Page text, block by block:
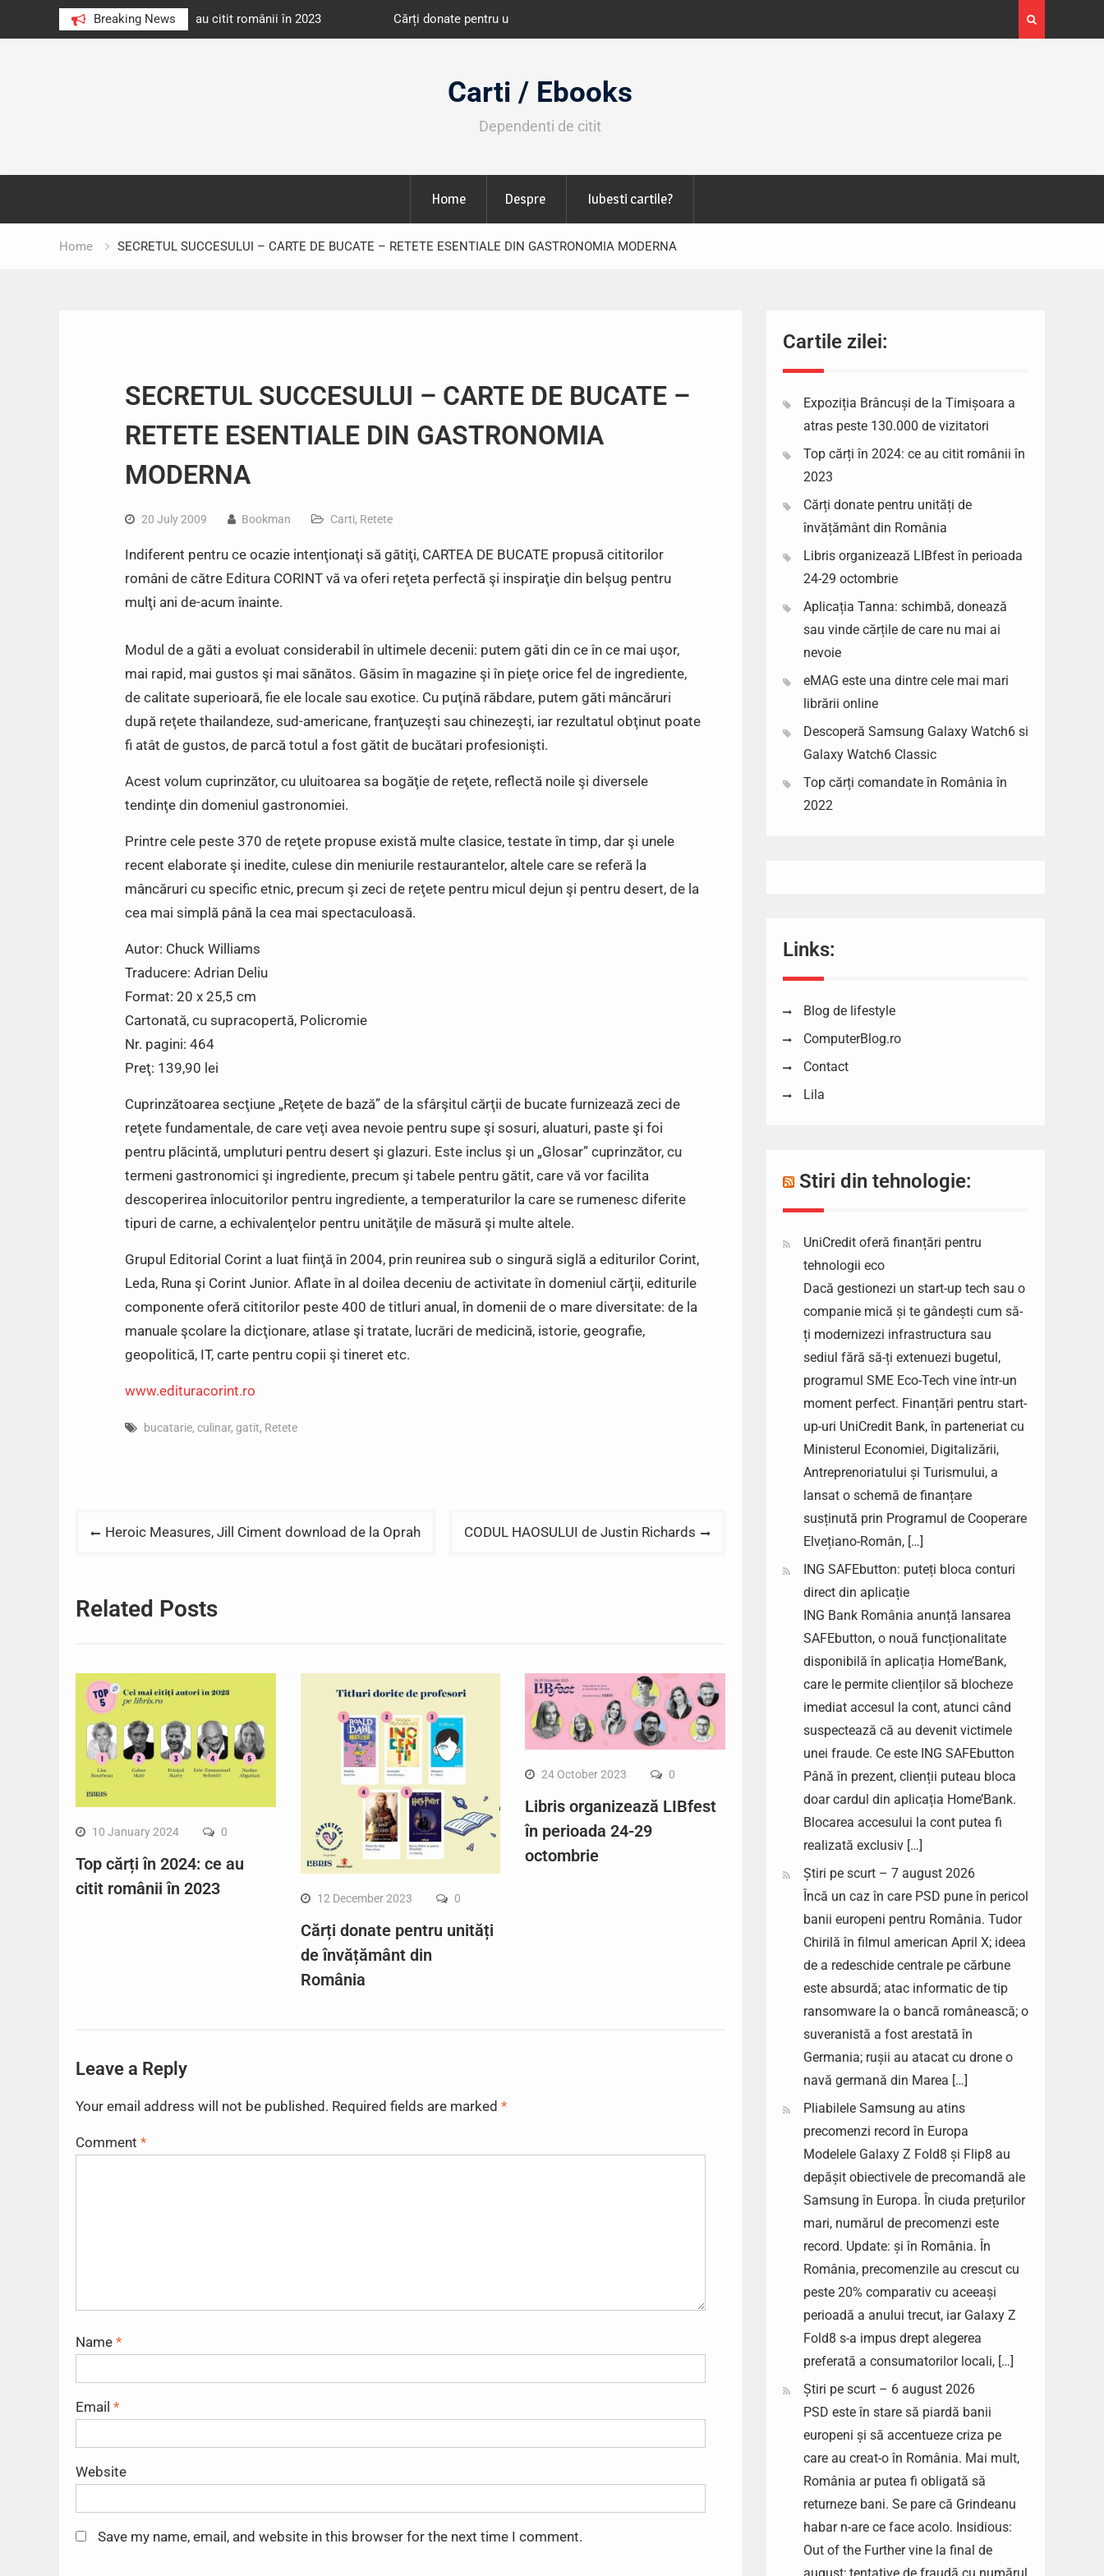
Breaking News
au citit românii în 2023 Cărți donate pentru unități de învățământ din România
octombrie
Expoziția Brâncuși de la Timișoara a atras peste
130.000 de vizitatori
Carti / Ebooks
Dependenti de citit
Home Despre Iubesti cartile?
Home SECRETUL SUCCESULUI – CARTE DE BUCATE – RETETE ESENTIALE DIN GASTRONOMIA MODERNA
SECRETUL SUCCESULUI – CARTE DE BUCATE –
RETETE ESENTIALE DIN GASTRONOMIA
MODERNA
20 July 2009 Bookman Carti, Retete
Indiferent pentru ce ocazie intenţionaţi să gătiţi, CARTEA DE BUCATE propusă cititorilor
români de către Editura CORINT vă va oferi reţeta perfectă şi inspiraţie din belşug pentru
mulţi ani de-acum înainte.
Modul de a găti a evoluat considerabil în ultimele decenii: putem găti din ce în ce mai uşor,
mai rapid, mai gustos şi mai sănătos. Găsim în magazine şi în pieţe orice fel de ingrediente,
de calitate superioară, fie ele locale sau exotice. Cu puţină răbdare, putem găti mâncăruri
după reţete thailandeze, sud-americane, franţuzeşti sau chinezeşti, iar rezultatul obţinut poate
fi atât de gustos, de parcă totul a fost gătit de bucătari profesionişti.
Acest volum cuprinzător, cu uluitoarea sa bogăţie de reţete, reflectă noile şi diversele
tendinţe din domeniul gastronomiei.
Printre cele peste 370 de reţete propuse există multe clasice, testate în timp, dar şi unele
recent elaborate şi inedite, culese din meniurile restaurantelor, altele care se referă la
mâncăruri cu specific etnic, precum şi zeci de reţete pentru micul dejun şi pentru desert, de la
cea mai simplă până la cea mai spectaculoasă.
Autor: Chuck Williams
Traducere: Adrian Deliu
Format: 20 x 25,5 cm
Cartonată, cu supracopertă, Policromie
Nr. pagini: 464
Preţ: 139,90 lei
Cuprinzătoarea secţiune „Reţete de bază” de la sfârşitul cărţii de bucate furnizează zeci de
reţete fundamentale, de care veţi avea nevoie pentru supe şi sosuri, aluaturi, paste şi foi
pentru plăcintă, umpluturi pentru desert şi glazuri. Este inclus şi un „Glosar” cuprinzător, cu
termeni gastronomici şi ingrediente, precum şi tabele pentru gătit, care vă vor facilita
descoperirea înlocuitorilor pentru ingrediente, a temperaturilor la care se rumenesc diferite
tipuri de carne, a echivalenţelor pentru unităţile de măsură şi multe altele.
Grupul Editorial Corint a luat fiinţă în 2004, prin reunirea sub o singură siglă a editurilor Corint,
Leda, Runa şi Corint Junior. Aflate în al doilea deceniu de activitate în domeniul cărţii, editurile
componente oferă cititorilor peste 400 de titluri anual, în domenii de o mare diversitate: de la
manuale şcolare la dicţionare, atlase şi tratate, lucrări de medicină, istorie, geografie,
geopolitică, IT, carte pentru copii şi tineret etc.
www.edituracorint.ro
bucatarie, culinar, gatit, Retete
PostHeroic Measures, Jill Ciment download de la Oprah CODUL HAOSULUI de Justin Richards
Related Posts
10 January 2024 0
Top cărți în 2024: ce au
citit românii în 2023
12 December 2023 0
Cărți donate pentru unități
de învățământ din
România
24 October 2023 0
Libris organizează LIBfest
în perioada 24-29
octombrie
Leave a Reply
Your email address will not be published. Required fields are marked *
Comment *
Name *
Email *
Website
Save my name, email, and website in this browser for the next time I comment.
Cartile zilei:
Expoziția Brâncuși de la Timișoara a
atras peste 130.000 de vizitatori
Top cărți în 2024: ce au citit românii în
2023
Cărți donate pentru unități de
învățământ din România
Libris organizează LIBfest în perioada
24-29 octombrie
Aplicația Tanna: schimbă, donează
sau vinde cărțile de care nu mai ai
nevoie
eMAG este una dintre cele mai mari
librării online
Descoperă Samsung Galaxy Watch6 si
Galaxy Watch6 Classic
Top cărți comandate în România în
2022
Links:
Blog de lifestyle
ComputerBlog.ro
Contact
Lila
Stiri din tehnologie:
UniCredit oferă finanțări pentru
tehnologii eco
Dacă gestionezi un start-up tech sau o
companie mică și te gândești cum să-
ți modernizezi infrastructura sau
sediul fără să-ți extenuezi bugetul,
programul SME Eco-Tech vine într-un
moment perfect. Finanțări pentru start-
up-uri UniCredit Bank, în parteneriat cu
Ministerul Economiei, Digitalizării,
Antreprenoriatului și Turismului, a
lansat o schemă de finanțare
susținută prin Programul de Cooperare
Elvețiano-Român, […]
ING SAFEbutton: puteți bloca conturi
direct din aplicație
ING Bank România anunță lansarea
SAFEbutton, o nouă funcționalitate
disponibilă în aplicația Home’Bank,
care le permite clienților să blocheze
imediat accesul la cont, atunci când
suspectează că au devenit victimele
unei fraude. Ce este ING SAFEbutton
Până în prezent, clienții puteau bloca
doar cardul din aplicația Home’Bank.
Blocarea accesului la cont putea fi
realizată exclusiv […]
Știri pe scurt – 7 august 2026
Încă un caz în care PSD pune în pericol
banii europeni pentru România. Tudor
Chirilă în filmul american April X; ideea
de a redeschide centrale pe cărbune
este absurdă; atac informatic de tip
ransomware la o bancă românească; o
suveranistă a fost arestată în
Germania; rușii au atacat cu drone o
navă germană din Marea […]
Pliabilele Samsung au atins
precomenzi record în Europa
Modelele Galaxy Z Fold8 și Flip8 au
depășit obiectivele de precomandă ale
Samsung în Europa. În ciuda prețurilor
mari, numărul de precomenzi este
record. Update: și în România. În
România, precomenzile au crescut cu
peste 20% comparativ cu aceeași
perioadă a anului trecut, iar Galaxy Z
Fold8 s-a impus drept alegerea
preferată a consumatorilor locali, […]
Știri pe scurt – 6 august 2026
PSD este în stare să piardă banii
europeni și să accentueze criza pe
care au creat-o în România. Mai mult,
România ar putea fi obligată să
returneze bani. Se pare că Grindeanu
habar n-are ce face acolo. Insidious:
Out of the Further vine la final de